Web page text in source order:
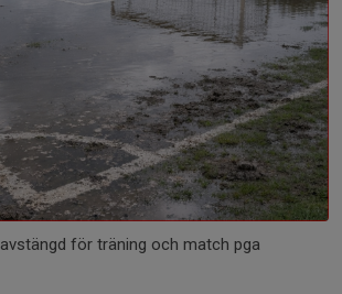
för träning och match pga